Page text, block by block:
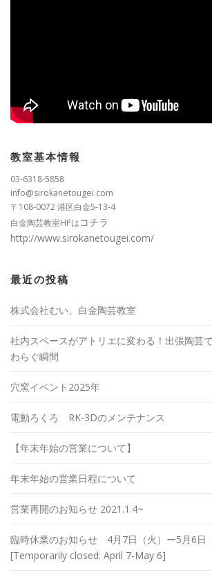
教室基本情報
03-6318-5858
info@sirokanetougei.com
〒108-0072 港区白金5-13-4
白金陶芸教室HPはコチラ
http://www.sirokanetougei.com/
最近の投稿
株式会社むい、白金陶芸教室
社内スペースがアトリエに変わる！出張陶芸
わらぐ瞬間
穴窯イベント2025年
電動ろくろ RK-3Dのメンテナンス
【年末年始の営業について】
年末年始の営業日程について
営業再開のお知らせ 2021.1.4~
臨時休業のお知らせ 4月7日（火）ー5月6日
[Temporarily closed: April 7-May 6]